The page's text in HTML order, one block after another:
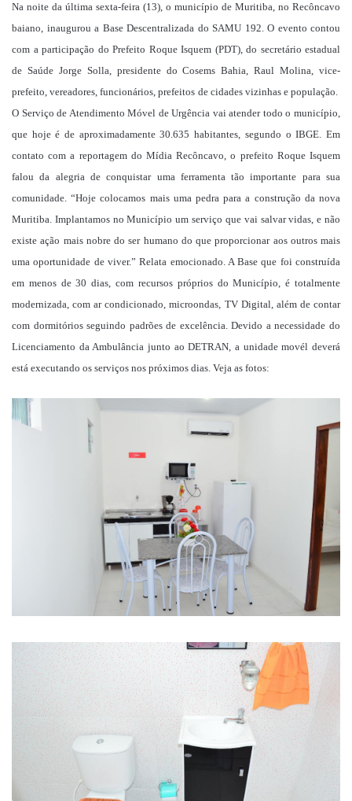
Na noite da última sexta-feira (13), o município de Muritiba, no Recôncavo
baiano, inaugurou a Base Descentralizada do SAMU 192. O evento contou
com a participação do Prefeito Roque Isquem (PDT), do secretário estadual
de Saúde Jorge Solla, presidente do Cosems Bahia, Raul Molina, vice-
prefeito, vereadores, funcionários, prefeitos de cidades vizinhas e população.
O Serviço de Atendimento Móvel de Urgência vai atender todo o município,
que hoje é de aproximadamente 30.635 habitantes, segundo o IBGE. Em
contato com a reportagem do Mídia Recôncavo, o prefeito Roque Isquem
falou da alegria de conquistar uma ferramenta tão importante para sua
comunidade. “Hoje colocamos mais uma pedra para a construção da nova
Muritiba. Implantamos no Município um serviço que vai salvar vidas, e não
existe ação mais nobre do ser humano do que proporcionar aos outros mais
uma oportunidade de viver.” Relata emocionado. A Base que foi construída
em menos de 30 dias, com recursos próprios do Município, é totalmente
modernizada, com ar condicionado, microondas, TV Digital, além de contar
com dormitórios seguindo padrões de excelência. Devido a necessidade do
Licenciamento da Ambulância junto ao DETRAN, a unidade movél deverá
está executando os serviços nos próximos dias. Veja as fotos: